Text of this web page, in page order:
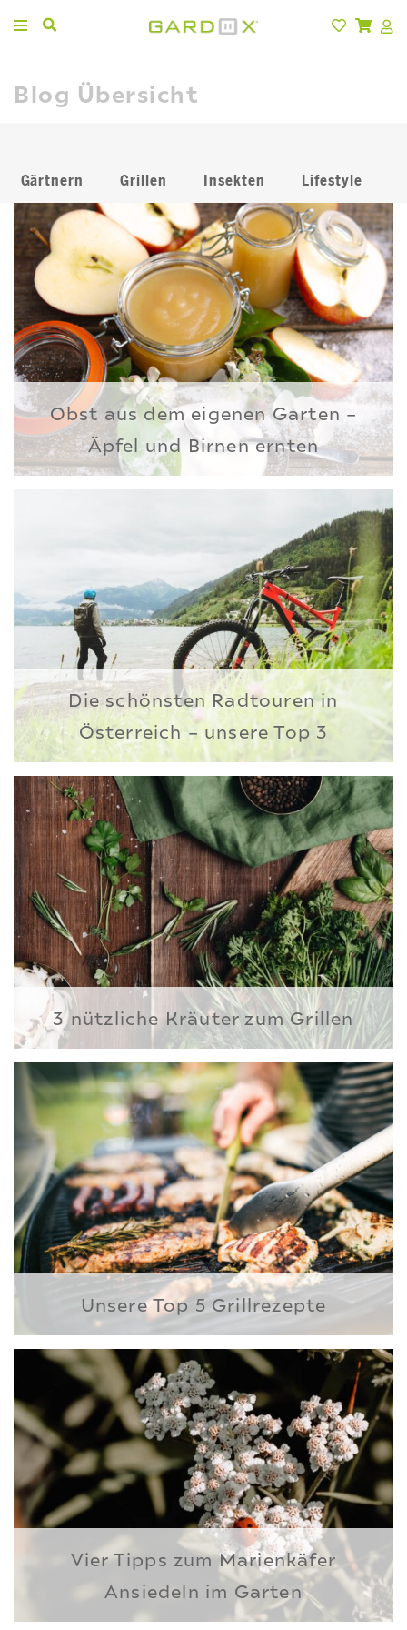
Blog Übersicht
Gärtnern Grillen Insekten Lifestyle
Obst aus dem eigenen Garten –
Äpfel und Birnen ernten
Die schönsten Radtouren in
Österreich – unsere Top 3
3 nützliche Kräuter zum Grillen
Unsere Top 5 Grillrezepte
Vier Tipps zum Marienkäfer
Ansiedeln im Garten